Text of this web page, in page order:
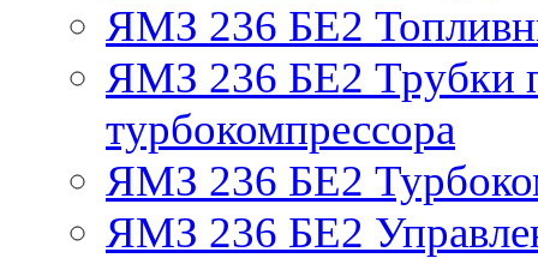
ЯМЗ 236 БЕ2
ЯМЗ 236 БЕ2 Трубки
турбокомпрессора
ЯМЗ 236 БЕ2
ЯМЗ 236 БЕ2